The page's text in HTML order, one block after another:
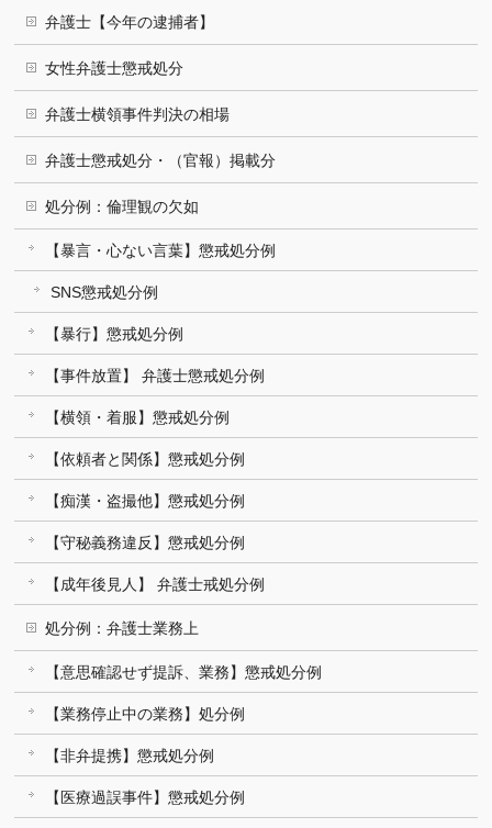
弁護士【今年の逮捕者】
女性弁護士懲戒処分
弁護士横領事件判決の相場
弁護士懲戒処分・（官報）掲載分
処分例：倫理観の欠如
【暴言・心ない言葉】懲戒処分例
SNS懲戒処分例
【暴行】懲戒処分例
【事件放置】 弁護士懲戒処分例
【横領・着服】懲戒処分例
【依頼者と関係】懲戒処分例
【痴漢・盗撮他】懲戒処分例
【守秘義務違反】懲戒処分例
【成年後見人】 弁護士戒処分例
処分例：弁護士業務上
【意思確認せず提訴、業務】懲戒処分例
【業務停止中の業務】処分例
【非弁提携】懲戒処分例
【医療過誤事件】懲戒処分例